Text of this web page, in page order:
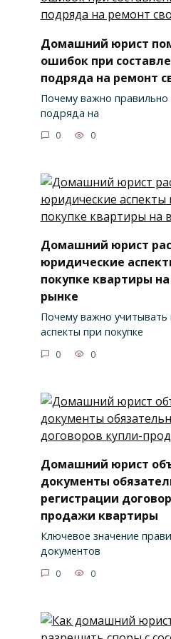
Домашний юрист
ошибок при
подряда на ремонт
Почему важно
подряда на
0 0
Домашний юрист
юридические
покупке квартиры
рынке
Почему важно
аспекты при покупке
0 0
Домашний юрист
документы
регистрации
продажи квартиры
Ключевое значение
документов
0 0